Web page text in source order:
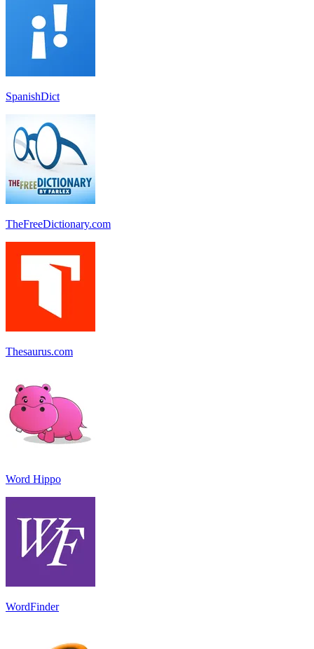
SpanishDict
TheFreeDictionary.com
Thesaurus.com
Word Hippo
WordFinder